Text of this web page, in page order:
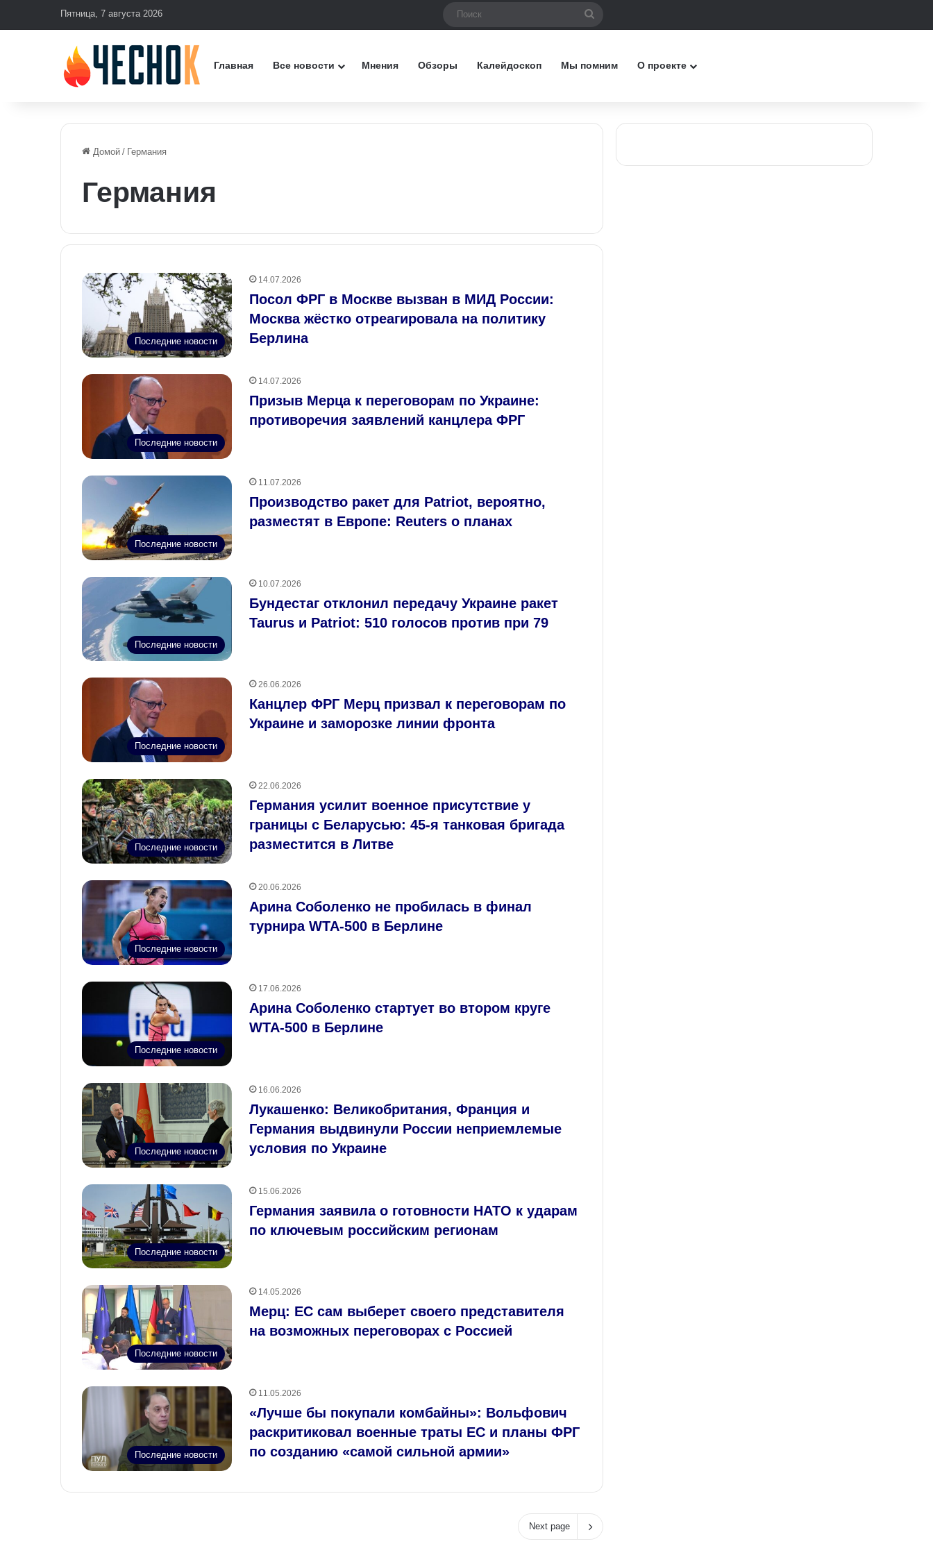
Пятница, 7 августа 2026
Главная Все новости Мнения Обзоры Калейдоскоп Мы помним О проекте
Домой / Германия
Германия
Последние новости
14.07.2026
Посол ФРГ в Москве вызван в МИД России:
Москва жёстко отреагировала на политику
Берлина
Последние новости
14.07.2026
Призыв Мерца к переговорам по Украине:
противоречия заявлений канцлера ФРГ
Последние новости
11.07.2026
Производство ракет для Patriot, вероятно,
разместят в Европе: Reuters о планах
Последние новости
10.07.2026
Бундестаг отклонил передачу Украине ракет
Taurus и Patriot: 510 голосов против при 79
Последние новости
26.06.2026
Канцлер ФРГ Мерц призвал к переговорам по
Украине и заморозке линии фронта
Последние новости
22.06.2026
Германия усилит военное присутствие у
границы с Беларусью: 45‑я танковая бригада
разместится в Литве
Последние новости
20.06.2026
Арина Соболенко не пробилась в финал
турнира WTA-500 в Берлине
Последние новости
17.06.2026
Арина Соболенко стартует во втором круге
WTA‑500 в Берлине
Последние новости
16.06.2026
Лукашенко: Великобритания, Франция и
Германия выдвинули России неприемлемые
условия по Украине
Последние новости
15.06.2026
Германия заявила о готовности НАТО к ударам
по ключевым российским регионам
Последние новости
14.05.2026
Мерц: ЕС сам выберет своего представителя
на возможных переговорах с Россией
Последние новости
11.05.2026
«Лучше бы покупали комбайны»: Вольфович
раскритиковал военные траты ЕС и планы ФРГ
по созданию «самой сильной армии»
Next page